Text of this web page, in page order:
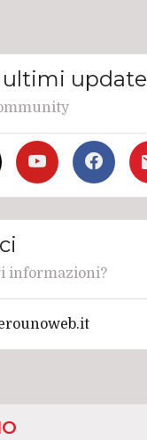
ultimi update
informazioni?